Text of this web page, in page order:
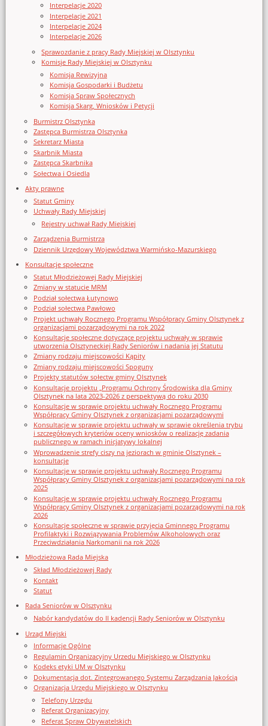
Interpelacje 2020
Interpelacje 2021
Interpelacje 2024
Interpelacje 2026
Sprawozdanie z pracy Rady Miejskiej w Olsztynku
Komisje Rady Miejskiej w Olsztynku
Komisja Rewizyjna
Komisja Gospodarki i Budżetu
Komisja Spraw Społecznych
Komisja Skarg, Wniosków i Petycji
Burmistrz Olsztynka
Zastępca Burmistrza Olsztynka
Sekretarz Miasta
Skarbnik Miasta
Zastępca Skarbnika
Sołectwa i Osiedla
Akty prawne
Statut Gminy
Uchwały Rady Miejskiej
Rejestry uchwał Rady Miejskiej
Zarządzenia Burmistrza
Dziennik Urzędowy Województwa Warmińsko-Mazurskiego
Konsultacje społeczne
Statut Młodzieżowej Rady Miejskiej
Zmiany w statucie MRM
Podział sołectwa Łutynowo
Podział sołectwa Pawłowo
Projekt uchwały Rocznego Programu Współpracy Gminy Olsztynek z
organizacjami pozarządowymi na rok 2022
Konsultacje społeczne dotyczące projektu uchwały w sprawie
utworzenia Olsztyneckiej Rady Seniorów i nadania jej Statutu
Zmiany rodzaju miejscowości Kąpity
Zmiany rodzaju miejscowości Spoguny
Projekty statutów sołectw gminy Olsztynek
Konsultacje projektu „Programu Ochrony Środowiska dla Gminy
Olsztynek na lata 2023-2026 z perspektywą do roku 2030
Konsultacje w sprawie projektu uchwały Rocznego Programu
Współpracy Gminy Olsztynek z organizacjami pozarządowymi
Konsultacje w sprawie projektu uchwały w sprawie określenia trybu
i szczegółowych kryteriów oceny wniosków o realizację zadania
publicznego w ramach inicjatywy lokalnej
Wprowadzenie strefy ciszy na jeziorach w gminie Olsztynek –
konsultacje
Konsultacje w sprawie projektu uchwały Rocznego Programu
Współpracy Gminy Olsztynek z organizacjami pozarządowymi na rok
2025
Konsultacje w sprawie projektu uchwały Rocznego Programu
Współpracy Gminy Olsztynek z organizacjami pozarządowymi na rok
2026
Konsultacje społeczne w sprawie przyjęcia Gminnego Programu
Profilaktyki i Rozwiązywania Problemów Alkoholowych oraz
Przeciwdziałania Narkomanii na rok 2026
Młodzieżowa Rada Miejska
Skład Młodzieżowej Rady
Kontakt
Statut
Rada Seniorów w Olsztynku
Nabór kandydatów do II kadencji Rady Seniorów w Olsztynku
Urząd Miejski
Informacje Ogólne
Regulamin Organizacyjny Urzedu Miejskiego w Olsztynku
Kodeks etyki UM w Olsztynku
Dokumentacja dot. Zintegrowanego Systemu Zarządzania Jakością
Organizacja Urzędu Miejskiego w Olsztynku
Telefony Urzędu
Referat Organizacyjny
Referat Spraw Obywatelskich